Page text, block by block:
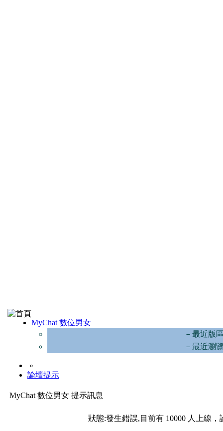
MyChat 數位男女
－最近版
－最近瀏
»
論壇提示
MyChat 數位男女 提示訊息
狀態:發生錯誤,目前有 10000 人上線